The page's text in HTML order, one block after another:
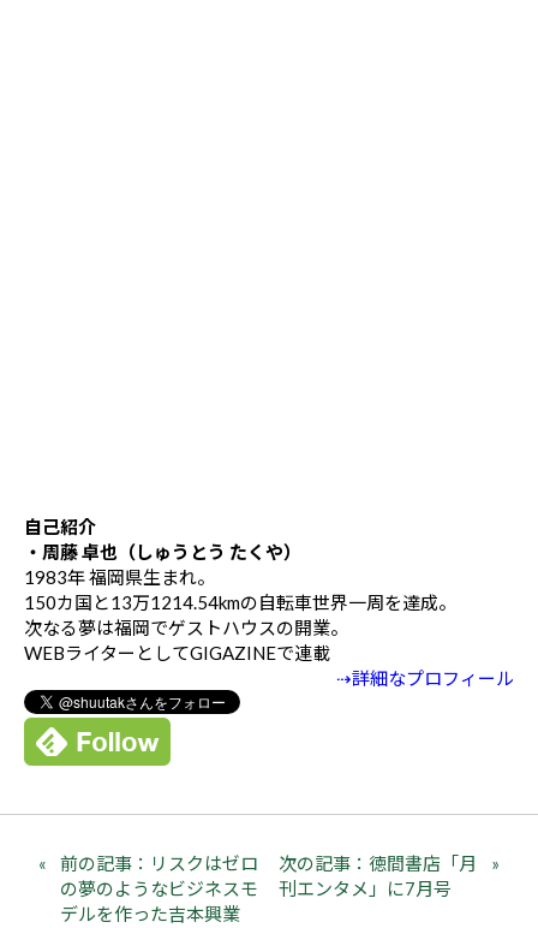
自己紹介
・周藤 卓也（しゅうとう たくや）
1983年 福岡県生まれ。
150カ国と13万1214.54kmの自転車世界一周を達成。
次なる夢は福岡でゲストハウスの開業。
WEBライターとしてGIGAZINEで連載
⇢詳細なプロフィール
前の記事：リスクはゼロ
の夢のようなビジネスモ
デルを作った吉本興業
次の記事：徳間書店「月
刊エンタメ」に7月号